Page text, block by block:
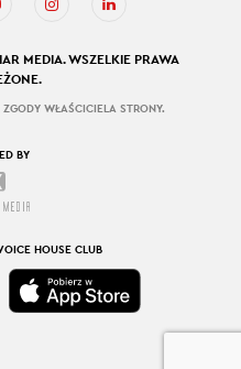
MEDIA. WSZELKIE PRAWA
WŁAŚCICIELA STRONY.
BY
HOUSE CLUB